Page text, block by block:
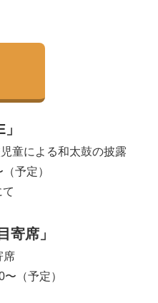
童による和太鼓の披露
予定）
寄席」
席
（予定）